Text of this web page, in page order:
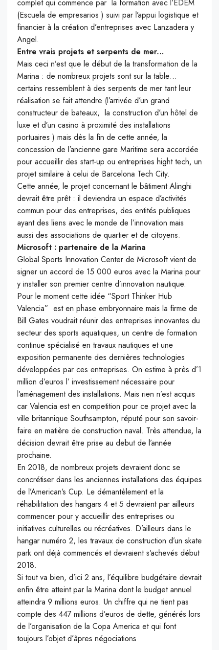
complet qui commence par la formation avec l’EDEM
(Escuela de empresarios ) suivi par l’appui logistique et
financier à la création d’entreprises avec Lanzadera y
Angel.
Entre vrais projets et serpents de mer…
Mais ceci n’est que le début de la transformation de la
Marina : de nombreux projets sont sur la table…
certains ressemblent à des serpents de mer tant leur
réalisation se fait attendre (l’arrivée d’un grand
constructeur de bateaux, la construction d’un hôtel de
luxe et d’un casino à proximité des installations
portuaires ) mais dès la fin de cette année, la
concession de l’ancienne gare Maritime sera accordée
pour accueillir des start-up ou entreprises hight tech, un
projet similaire à celui de Barcelona Tech City.
Cette année, le projet concernant le bâtiment Alinghi
devrait être prêt : il deviendra un espace d’activités
commun pour des entreprises, des entités publiques
ayant des liens avec le monde de l’innovation mais
aussi des associations de quartier et de citoyens.
Microsoft : partenaire de la Marina
Global Sports Innovation Center de Microsoft vient de
signer un accord de 15 000 euros avec la Marina pour
y installer son premier centre d’innovation nautique.
Pour le moment cette idée “Sport Thinker Hub
Valencia” est en phase embryonnaire mais la firme de
Bill Gates voudrait réunir des entreprises innovantes du
secteur des sports aquatiques, un centre de formation
continue spécialisé en travaux nautiques et une
exposition permanente des dernières technologies
développées par ces entreprises. On estime à près d’1
million d’euros l’ investissement nécessaire pour
l’aménagement des installations. Mais rien n’est acquis
car Valencia est en competition pour ce projet avec la
ville britannique Southsampton, réputé pour son savoir-
faire en matière de construction naval. Très attendue, la
décision devrait être prise au debut de l’année
prochaine.
En 2018, de nombreux projets devraient donc se
concrétiser dans les anciennes installations des équipes
de l’American’s Cup. Le démantèlement et la
réhabilitation des hangars 4 et 5 devraient par ailleurs
commencer pour y accueillir des entreprises ou
initiatives culturelles ou récréatives. D’ailleurs dans le
hangar numéro 2, les travaux de construction d’un skate
park ont déjà commencés et devraient s’achevés début
2018.
Si tout va bien, d’ici 2 ans, l’équilibre budgétaire devrait
enfin être atteint par la Marina dont le budget annuel
atteindra 9 millions euros. Un chiffre qui ne tient pas
compte des 447 millions d’euros de dette, générés lors
de l’organisation de la Copa America et qui font
toujours l’objet d’âpres négociations